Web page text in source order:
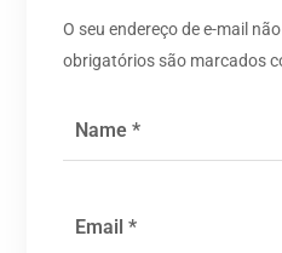
O seu endereço de e-mail
obrigatórios são marcados